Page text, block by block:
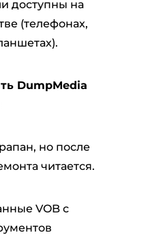
доступны на
(телефонах,
DumpMedia
но после
читается.
VOB с